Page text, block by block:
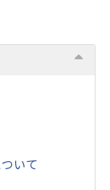
いて